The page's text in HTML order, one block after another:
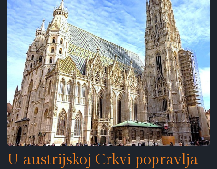
U austrijskoj Crkvi popravlja